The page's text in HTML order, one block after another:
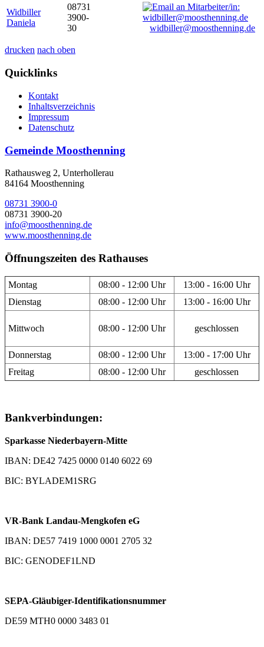
Widbiller
Daniela
08731
3900-
30
widbiller@moosthenning.de
drucken nach oben
Quicklinks
Kontakt
Inhaltsverzeichnis
Impressum
Datenschutz
Gemeinde Moosthenning
Rathausweg 2, Unterhollerau
84164 Moosthenning
08731 3900-0
08731 3900-20
info@moosthenning.de
www.moosthenning.de
Öffnungszeiten des Rathauses
Montag 08:00 - 12:00 Uhr
13:00 - 16:00 Uhr
Dienstag
08:00 - 12:00 Uhr 13:00 - 16:00 Uhr
Mittwoch 08:00 - 12:00 Uhr geschlossen
Donnerstag 08:00 - 12:00 Uhr
13:00 - 17:00 Uhr
Freitag
08:00 - 12:00 Uhr geschlossen
Bankverbindungen:
Sparkasse Niederbayern-Mitte
IBAN: DE42 7425 0000 0140 6022 69
BIC: BYLADEM1SRG
VR-Bank Landau-Mengkofen eG
IBAN: DE57 7419 1000 0001 2705 32
BIC: GENODEF1LND
SEPA-Gläubiger-Identifikationsnummer
DE59 MTH0 0000 3483 01